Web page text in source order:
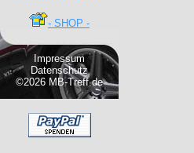
- SHOP -
Impressum
Datenschutz
©2026 MB-Treff.de